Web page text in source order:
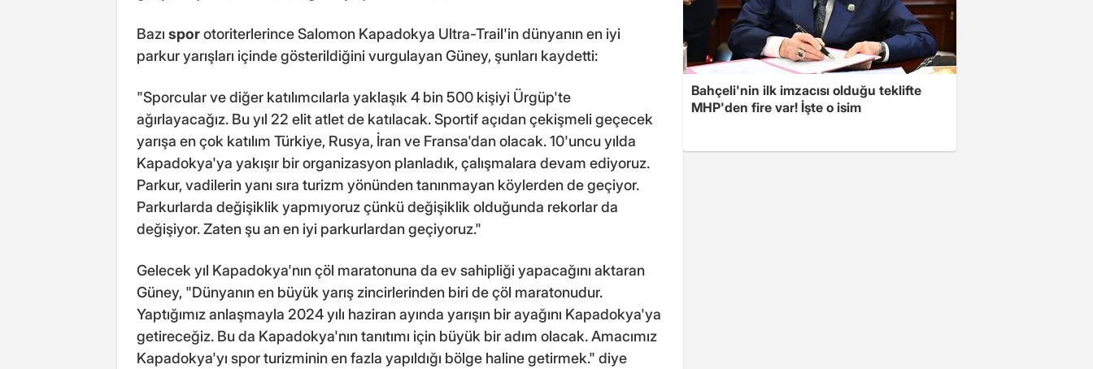
Bazı sporotoriterlerince Salomon Kapadokya Ultra-Trail'in dünyanın en iyi
parkur yarışları içinde gösterildiğini vurgulayan Güney, şunları kaydetti:
"Sporcular ve diğer katılımcılarla yaklaşık 4 bin 500 kişiyi Ürgüp'te
ağırlayacağız. Bu yıl 22 elit atlet de katılacak. Sportif açıdan çekişmeli geçecek
yarışa en çok katılım Türkiye, Rusya, İran ve Fransa'dan olacak. 10'uncu yılda
Kapadokya'ya yakışır bir organizasyon planladık, çalışmalara devam ediyoruz.
Parkur, vadilerin yanı sıra turizm yönünden tanınmayan köylerden de geçiyor.
Parkurlarda değişiklik yapmıyoruz çünkü değişiklik olduğunda rekorlar da
değişiyor. Zaten şu an en iyi parkurlardan geçiyoruz."
Gelecek yıl Kapadokya'nın çöl maratonuna da ev sahipliği yapacağını aktaran
Güney, "Dünyanın en büyük yarış zincirlerinden biri de çöl maratonudur.
Yaptığımız anlaşmayla 2024 yılı haziran ayında yarışın bir ayağını Kapadokya'ya
getireceğiz. Bu da Kapadokya'nın tanıtımı için büyük bir adım olacak. Amacımız
Kapadokya'yı spor turizminin en fazla yapıldığı bölge haline getirmek." diye
Bahçeli'nin ilk imzacısı olduğu teklifte
MHP'den fire var! İşte o isim